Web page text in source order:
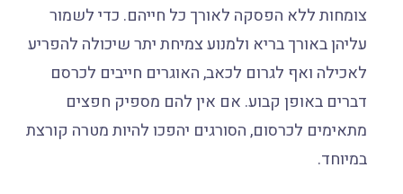
צומחות ללא הפסקה לאורך כל חייהם. כדי לשמור
עליהן באורך בריא ולמנוע צמיחת יתר שיכולה להפריע
לאכילה ואף לגרום לכאב, האוגרים חייבים לכרסם
דברים באופן קבוע. אם אין להם מספיק חפצים
מתאימים לכרסום, הסורגים יהפכו להיות מטרה קורצת
במיוחד.